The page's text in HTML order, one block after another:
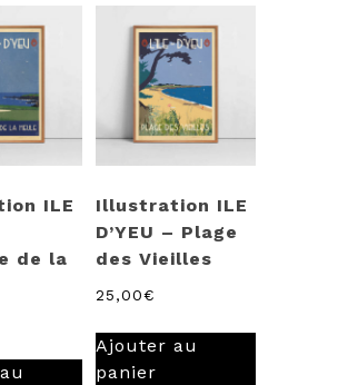
ILE
de la
Illustration ILE
D’YEU – Plage
des Vieilles
25,00€
Ajouter au
panier